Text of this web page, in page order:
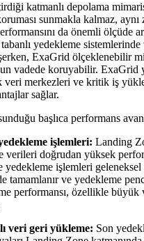
katmanlı depolama
sunmakla kalmaz, aynı
da önemli ölçüde
yedekleme
ExaGrid ölçeklenebilir
vadede koruyabilir. ExaGrid
veri merkezleri ve kritik iş
sağlar.
başlıca performans
işlemleri: Landing
verileri doğrudan yüksek
yedekleme işlemleri
tamamlanır ve yedekleme
performansı, özellikle
veri geri yükleme: Son